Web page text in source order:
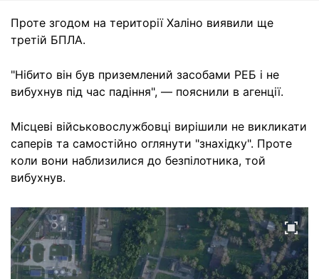
Проте згодом на території Халіно виявили ще
третій БПЛА.
"Нібито він був приземлений засобами РЕБ і не
вибухнув під час падіння", — пояснили в агенції.
Місцеві військовослужбовці вирішили не викликати
саперів та самостійно оглянути "знахідку". Проте
коли вони наблизилися до безпілотника, той
вибухнув.